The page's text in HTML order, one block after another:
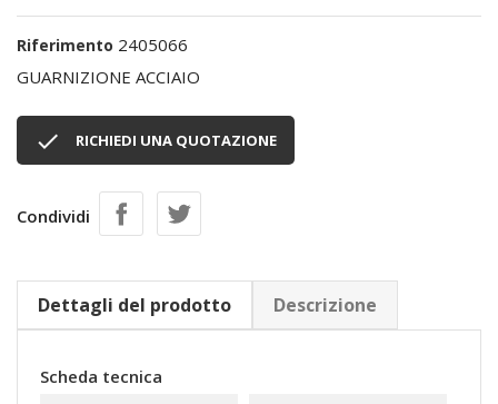
Riferimento 2405066
GUARNIZIONE ACCIAIO
 RICHIEDI UNA QUOTAZIONE
Condividi
Dettagli del prodotto Descrizione
Scheda tecnica